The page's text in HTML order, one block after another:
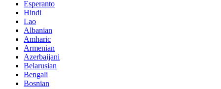
Esperanto
Hindi
Lao
Albanian
Amharic
Armenian
Azerbaijani
Belarusian
Bengali
Bosnian